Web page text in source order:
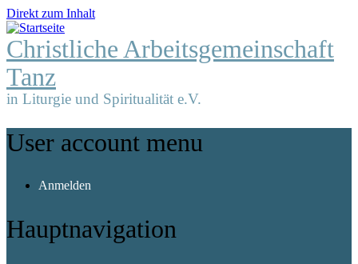
Direkt zum Inhalt
Christliche Arbeitsgemeinschaft
Tanz
in Liturgie und Spiritualität e.V.
User account menu
Anmelden
Hauptnavigation